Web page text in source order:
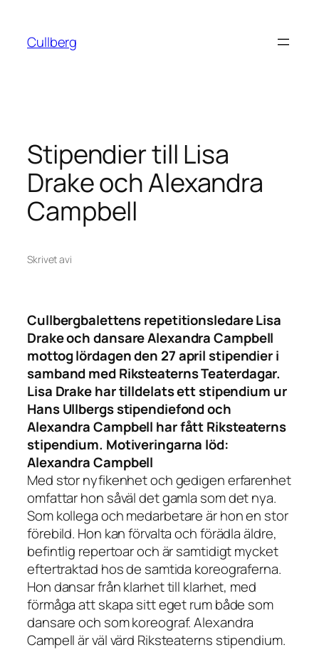
innehåll
Cullberg
Stipendier till Lisa
Drake och Alexandra
Campbell
Skrivet avi
Cullbergbalettens repetitionsledare Lisa
Drake och dansare Alexandra Campbell
mottog lördagen den 27 april stipendier i
samband med Riksteaterns Teaterdagar.
Lisa Drake har tilldelats ett stipendium ur
Hans Ullbergs stipendiefond och
Alexandra Campbell har fått Riksteaterns
stipendium. Motiveringarna löd:
Alexandra Campbell
Med stor nyfikenhet och gedigen erfarenhet
omfattar hon såväl det gamla som det nya.
Som kollega och medarbetare är hon en stor
förebild. Hon kan förvalta och förädla äldre,
befintlig repertoar och är samtidigt mycket
eftertraktad hos de samtida koreograferna.
Hon dansar från klarhet till klarhet, med
förmåga att skapa sitt eget rum både som
dansare och som koreograf. Alexandra
Campell är väl värd Riksteaterns stipendium.